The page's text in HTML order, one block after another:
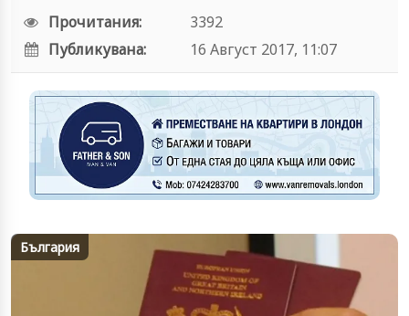
Прочитания:
3392
Публикувана:
16 Август 2017, 11:07
България